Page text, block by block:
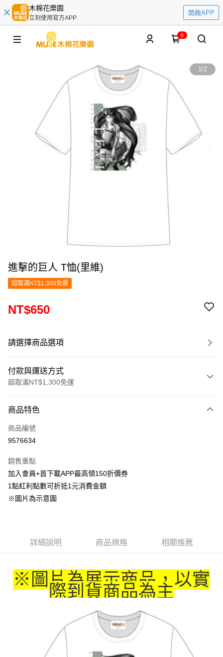
木棉花樂園
立刻使用官方APP
開啟APP
0
1/2
進擊的巨人 T恤(里維)
超取滿NT$1,300免運
NT$650
請選擇商品選項
付款與運送方式
超取滿NT$1,300免運
信用卡一次付款
超商取貨付款
Apple Pay
悠遊付
貨到付款
運送方式
全家取貨付款
每筆NT$65，滿NT$1,300(含以上)免運費
每筆NT$65，滿NT$1,300(含以上)免運費
(不開放使用，請勿選取）
商品特色
商品編號
9576634
銷售重點
加入會員+首下載APP最高領150折價券
1點紅利點數可折抵1元消費金額
※圖片為示意圖
詳細說明 商品規格 相關推薦
※圖片為展示商品，以實
際到貨商品為主